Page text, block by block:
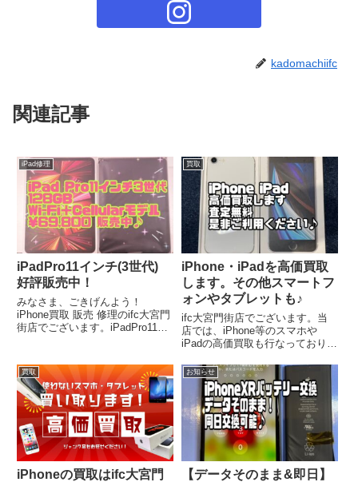
kadomachiifc
関連記事
iPad修理
iPadPro11インチ(3世代)
好評販売中！
みなさま、ごきげんよう！
iPhone買取 販売 修理のifc大宮門
街店でございます。iPadPro11イ
くださいませ♪
買取
iPhone・iPadを高価買取
します。その他スマートフ
ォンやタブレットも♪
ifc大宮門街店でございます。当
店では、iPhone等のスマホや
iPadの高価買取も行なっておりま
たiPhoneを現金化してみません
か？原則、即金にて買い取らせて
いただきます。当店で買取できる
端末は、不正契約、不正入手、盗
品等の端末 携帯電話内部にお客
様の情報が残っている端末以外は
原則、買取OK!
買取
iPhoneの買取はifc大宮門
お知らせ
【データそのまま&即日】